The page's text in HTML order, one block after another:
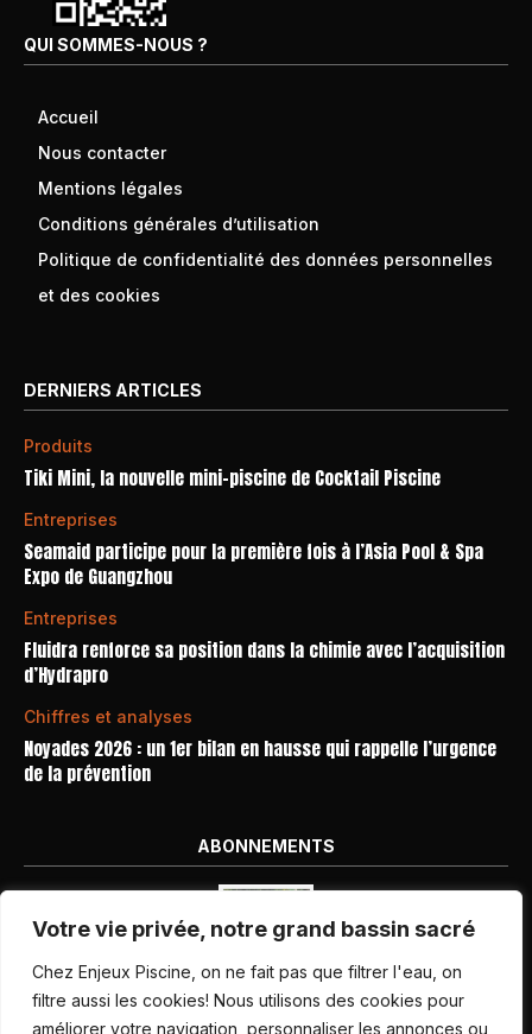
Votre vie privée, notre grand bassin sacré
Chez Enjeux Piscine, on ne fait pas que filtrer l'eau, on
filtre aussi les cookies! Nous utilisons des cookies pour
améliorer votre navigation, personnaliser les annonces ou
QUI SOMMES-NOUS ?
Accueil
Nous contacter
Mentions légales
Conditions générales d’utilisation
Politique de confidentialité des données personnelles
et des cookies
DERNIERS ARTICLES
Produits
Tiki Mini, la nouvelle mini-piscine de Cocktail Piscine
Entreprises
Seamaid participe pour la première fois à l’Asia Pool & Spa
Expo de Guangzhou
Entreprises
Fluidra renforce sa position dans la chimie avec l’acquisition
d’Hydrapro
Chiffres et analyses
Noyades 2026 : un 1er bilan en hausse qui rappelle l’urgence
de la prévention
ABONNEMENTS